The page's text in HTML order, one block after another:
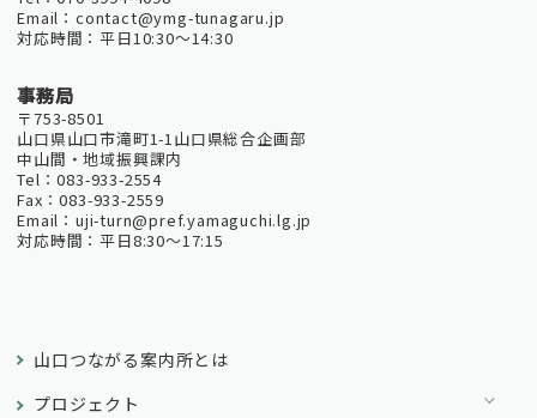
Email：contact@ymg-tunagaru.jp
対応時間：平日10:30～14:30
事務局
〒753-8501
山口県山口市滝町1-1山口県総合企画部
中山間・地域振興課内
Tel：083-933-2554
Fax：083-933-2559
Email：uji-turn@pref.yamaguchi.lg.jp
対応時間：平日8:30～17:15
山口つながる案内所とは
プロジェクト